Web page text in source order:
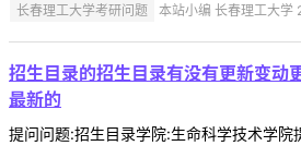
长春理工大学考研问题 本站小编 长春理工大
招生目录的招生目录有没有更新变动
最新的
提问问题:招生目录学院:生命科学技术学